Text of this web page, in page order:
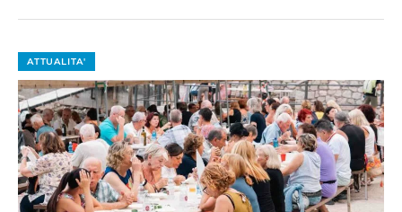
ATTUALITA'